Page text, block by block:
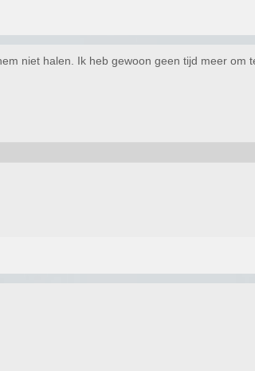
niet halen. Ik heb gewoon geen tijd meer om